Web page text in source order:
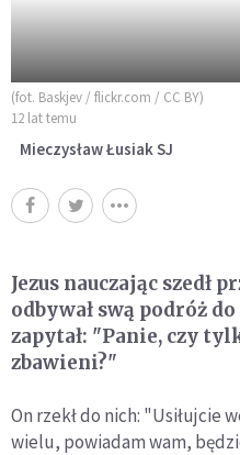
(fot. Baskjev / flickr.com / CC BY)
12 lat temu
Mieczysław Łusiak SJ
Jezus nauczając szedł
odbywał swą podróż
zapytał: "Panie, czy
zbawieni?"
On rzekł do nich: "Usiłujcie
wielu, powiadam wam,